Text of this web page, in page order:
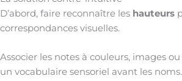
D’abord, faire reconnaître les hauteurs
correspondances visuelles.
Associer les notes à couleurs, images
un vocabulaire sensoriel avant les noms.